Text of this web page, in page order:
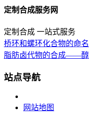
定制合成服务网
定制合成 一站式服务
桥环和螺环化合物的命名
脂肪卤代物的合成——醇
站点导航
网站地图